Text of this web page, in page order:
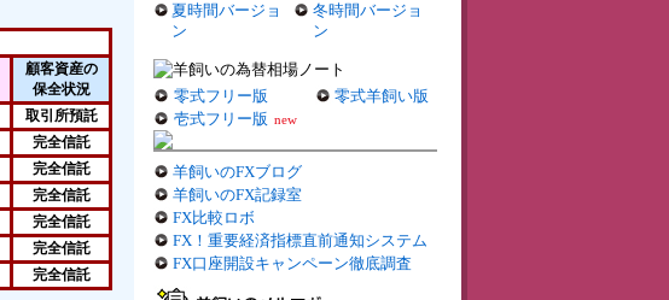
顧客資産の
保全状況
取引所預託
完全信託
完全信託
完全信託
完全信託
完全信託
完全信託
夏時間バージョ
ン
冬時間バージョ
ン
零式フリー版
零式羊飼い版
壱式フリー版 new
羊飼いのFXブログ
羊飼いのFX記録室
FX比較ロボ
FX！重要経済指標直前通知システム
FX口座開設キャンペーン徹底調査